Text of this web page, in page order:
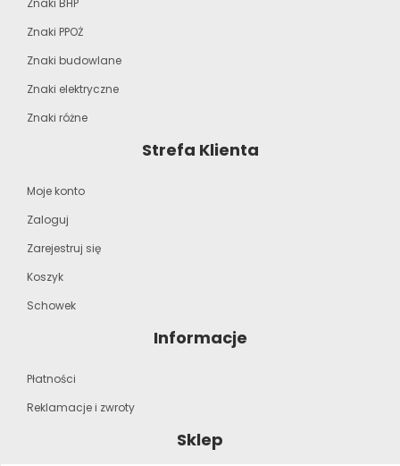
Znaki BHP
Znaki PPOŻ
Znaki budowlane
Znaki elektryczne
Znaki różne
Strefa Klienta
Moje konto
Zaloguj
Zarejestruj się
Koszyk
Schowek
Informacje
Płatności
Reklamacje i zwroty
Sklep